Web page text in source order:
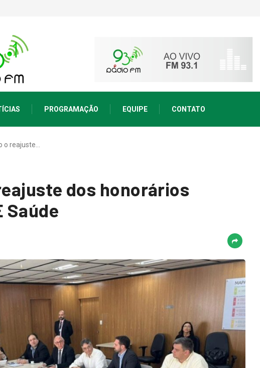
PROGRAMAÇÃO EQUIPE CONTATO
o reajuste…
dos honorários
Saúde